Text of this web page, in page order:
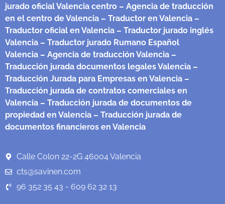
jurado oficial Valencia centro – Agencia de traducción
en el centro de Valencia – Traductor en Valencia –
Traductor oficial en Valencia – Traductor jurado inglés
Valencia – Traductor jurado Rumano Español
Valencia – Agencia de traducción Valencia –
Traducción jurada documentos legales Valencia –
Traducción Jurada para Empresas en Valencia –
Traducción jurada de contratos comerciales en
Valencia – Traducción jurada de documentos de
propiedad en Valencia – Traducción jurada de
documentos financieros en Valencia
Calle Colon 22-2G 46004 Valencia
cts@savinen.com
96 352 35 43 - 609 62 32 13